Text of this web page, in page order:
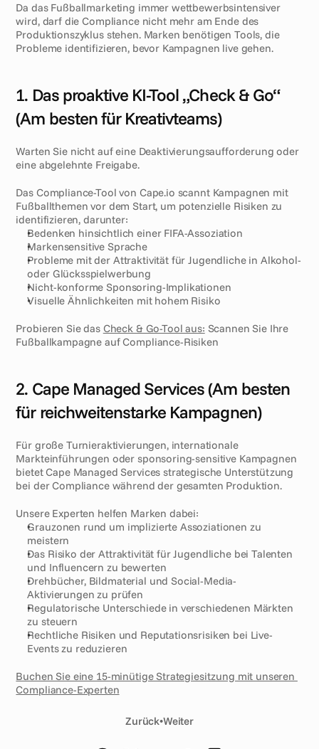
Da das Fußballmarketing immer wettbewerbsintensiver
wird, darf die Compliance nicht mehr am Ende des
Produktionszyklus stehen. Marken benötigen Tools, die
Probleme identifizieren, bevor Kampagnen live gehen.
1. Das proaktive KI-Tool „Check & Go“
(Am besten für Kreativteams)
Warten Sie nicht auf eine Deaktivierungsaufforderung oder
eine abgelehnte Freigabe.
Das Compliance-Tool von Cape.io scannt Kampagnen mit
Fußballthemen vor dem Start, um potenzielle Risiken zu
identifizieren, darunter:
Bedenken hinsichtlich einer FIFA-Assoziation
Markensensitive Sprache
Probleme mit der Attraktivität für Jugendliche in Alkohol-
oder Glücksspielwerbung
Nicht-konforme Sponsoring-Implikationen
Visuelle Ähnlichkeiten mit hohem Risiko
Probieren Sie das Check & Go-Tool aus: Scannen Sie Ihre
Fußballkampagne auf Compliance-Risiken
2. Cape Managed Services (Am besten
für reichweitenstarke Kampagnen)
Für große Turnieraktivierungen, internationale
Markteinführungen oder sponsoring-sensitive Kampagnen
bietet Cape Managed Services strategische Unterstützung
bei der Compliance während der gesamten Produktion.
Unsere Experten helfen Marken dabei:
Grauzonen rund um implizierte Assoziationen zu
meistern
Das Risiko der Attraktivität für Jugendliche bei Talenten
und Influencern zu bewerten
Drehbücher, Bildmaterial und Social-Media-
Aktivierungen zu prüfen
Regulatorische Unterschiede in verschiedenen Märkten
zu steuern
Rechtliche Risiken und Reputationsrisiken bei Live-
Events zu reduzieren
Buchen Sie eine 15-minütige Strategiesitzung mit unseren
Compliance-Experten
Zurück•Weiter